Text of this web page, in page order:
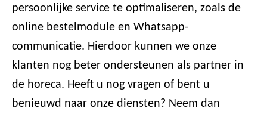
persoonlijke service te optimaliseren, zoals de
online bestelmodule en Whatsapp-
communicatie. Hierdoor kunnen we onze
klanten nog beter ondersteunen als partner in
de horeca. Heeft u nog vragen of bent u
benieuwd naar onze diensten? Neem dan